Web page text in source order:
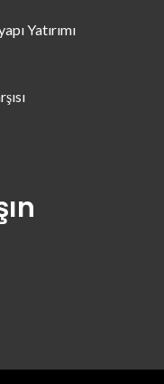
Yatırımı